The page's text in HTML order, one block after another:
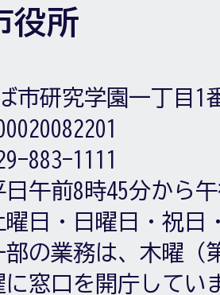
役所
市研究学園一丁目1
883-1111
日午前8時45分から
曜日・日曜日・祝日
部の業務は、木曜（
に窓口を開庁してい